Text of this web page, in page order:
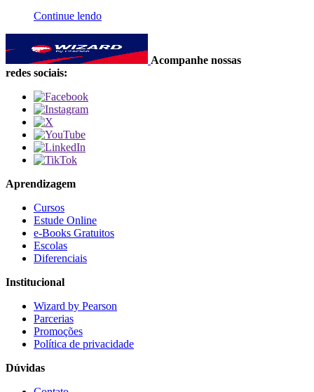
Continue lendo
Acompanhe nossas
redes sociais:
Aprendizagem
Cursos
Estude Online
e-Books Gratuitos
Escolas
Diferenciais
Institucional
Wizard by Pearson
Parcerias
Promoções
Política de privacidade
Dúvidas